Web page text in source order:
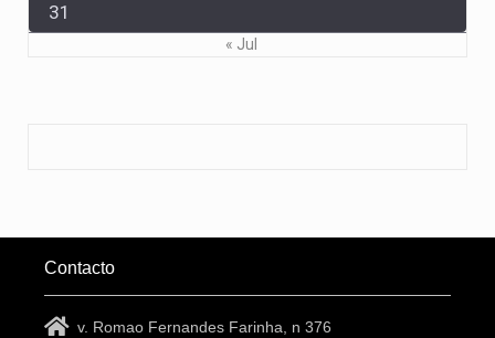
31
« Jul
Contacto
v. Romao Fernandes Farinha, n 376